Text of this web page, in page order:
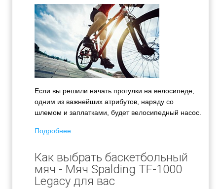
Если вы решили начать прогулки на велосипеде,
одним из важнейших атрибутов, наряду со
шлемом и заплатками, будет велосипедный насос.
Подробнее...
Как выбрать баскетбольный
мяч - Мяч Spalding TF-1000
Legacy для вас